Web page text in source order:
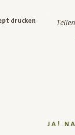
drucken
JA!